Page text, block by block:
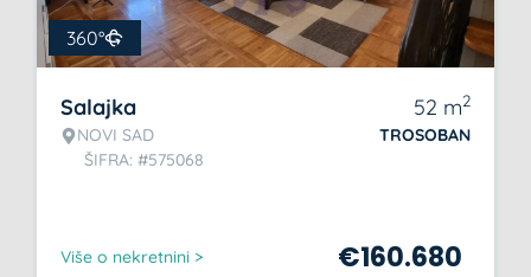
360°
Salajka
NOVI SAD
ŠIFRA: #575068
52 m2
TROSOBAN
Više o nekretnini > €160.680